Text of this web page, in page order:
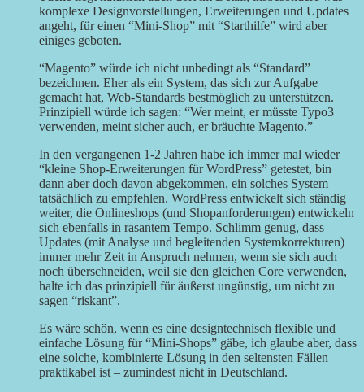
komplexe Designvorstellungen, Erweiterungen und Updates
angeht, für einen “Mini-Shop” mit “Starthilfe” wird aber
einiges geboten.
“Magento” würde ich nicht unbedingt als “Standard”
bezeichnen. Eher als ein System, das sich zur Aufgabe
gemacht hat, Web-Standards bestmöglich zu unterstützen.
Prinzipiell würde ich sagen: “Wer meint, er müsste Typo3
verwenden, meint sicher auch, er bräuchte Magento.”
In den vergangenen 1-2 Jahren habe ich immer mal wieder
“kleine Shop-Erweiterungen für WordPress” getestet, bin
dann aber doch davon abgekommen, ein solches System
tatsächlich zu empfehlen. WordPress entwickelt sich ständig
weiter, die Onlineshops (und Shopanforderungen) entwickeln
sich ebenfalls in rasantem Tempo. Schlimm genug, dass
Updates (mit Analyse und begleitenden Systemkorrekturen)
immer mehr Zeit in Anspruch nehmen, wenn sie sich auch
noch überschneiden, weil sie den gleichen Core verwenden,
halte ich das prinzipiell für äußerst ungünstig, um nicht zu
sagen “riskant”.
Es wäre schön, wenn es eine designtechnisch flexible und
einfache Lösung für “Mini-Shops” gäbe, ich glaube aber, dass
eine solche, kombinierte Lösung in den seltensten Fällen
praktikabel ist – zumindest nicht in Deutschland.